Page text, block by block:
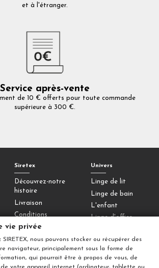
et à l'étranger.
Service après-vente
de 10 € offerts pour toute commande
supérieure à 300 €.
Siretex
Découvrez-notre
histoire
Livraison
Conditions
générales de vente
Mentions légales
Univers
Linge de lit
Linge de bain
L'enfant
Linge d'office
Déco
vie privée
SIRETEX, nous pouvons stocker ou récupérer des
navigateur, principalement sous la forme de
qui pourrait être à propos de vous, de